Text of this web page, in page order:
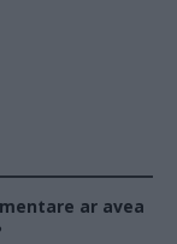
ar avea